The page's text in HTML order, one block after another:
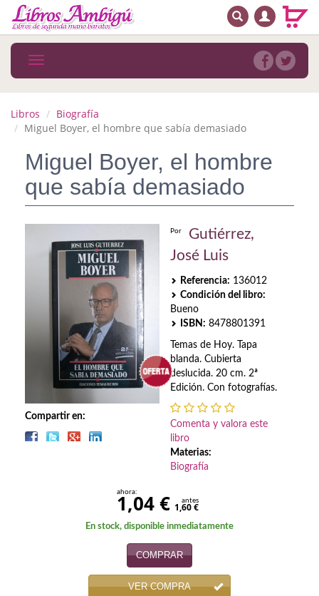
MENÚ PRINCIPAL
Novedades
MATERIAS
Arte
Astrología. Ocultismo
Autoayuda. Crecimiento personal
Ciencia ficción
Cocina
Cómic
Divulgación científica
BUSCAR
Toggle
navigation
Libros
Biografía
Miguel Boyer, el hombre que sabía demasiado
Miguel Boyer, el hombre
que sabía demasiado
Compartir en:
Por
Gutiérrez,
José Luis
Referencia: 136012
Condición del libro:
Bueno
ISBN: 8478801391
Temas de Hoy. Tapa
blanda. Cubierta
deslucida. 20 cm. 2ª
Edición. Con fotografías.
Comenta y valora este
libro
Materias:
Biografía
ahora:
1,04 € antes
1,60 €
En stock, disponible inmediatamente
COMPRAR
VER COMPRA